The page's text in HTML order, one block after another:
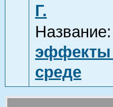
Г.
Название:
эффекты
среде